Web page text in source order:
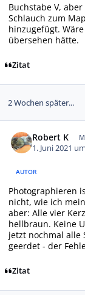
Buchstabe V,
Schlauch zum
hinzugefügt.
übersehen hätte.
Zitat
2 Wochen später...
Robert K
1. Juni 2021
AUTOR
Photographieren
nicht, wie ich
aber: Alle vier
hellbraun. Keine
jetzt nochmal alle
geerdet - der
Zitat